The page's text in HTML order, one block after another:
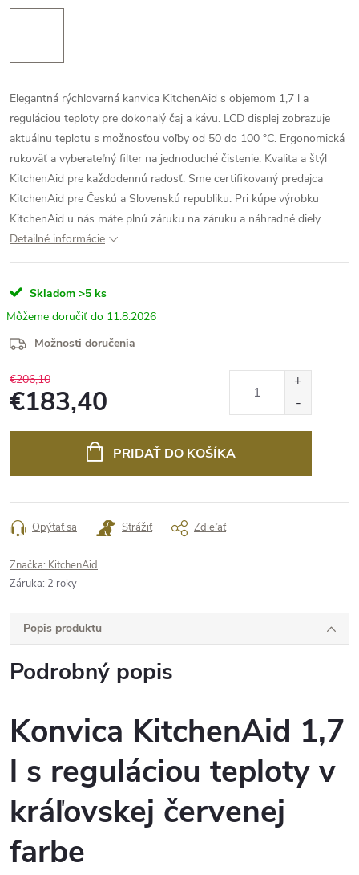
Elegantná rýchlovarná kanvica KitchenAid s objemom 1,7 l a
reguláciou teploty pre dokonalý čaj a kávu. LCD displej zobrazuje
aktuálnu teplotu s možnosťou voľby od 50 do 100 °C. Ergonomická
rukoväť a vyberateľný filter na jednoduché čistenie. Kvalita a štýl
KitchenAid pre každodennú radosť. Sme certifikovaný predajca
KitchenAid pre Českú a Slovenskú republiku. Pri kúpe výrobku
KitchenAid u nás máte plnú záruku na záruku a náhradné diely.
Detailné informácie
Skladom >5 ks
11.8.2026
Možnosti doručenia
€206,10
€183,40
PRIDAŤ DO KOŠÍKA
Opýtať sa Strážiť Zdieľať
Značka: KitchenAid
Záruka: 2 roky
Popis produktu
Podrobný popis
Konvica KitchenAid 1,7
l s reguláciou teploty v
kráľovskej červenej
farbe